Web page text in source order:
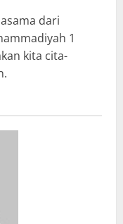
dari
1
kita cita-